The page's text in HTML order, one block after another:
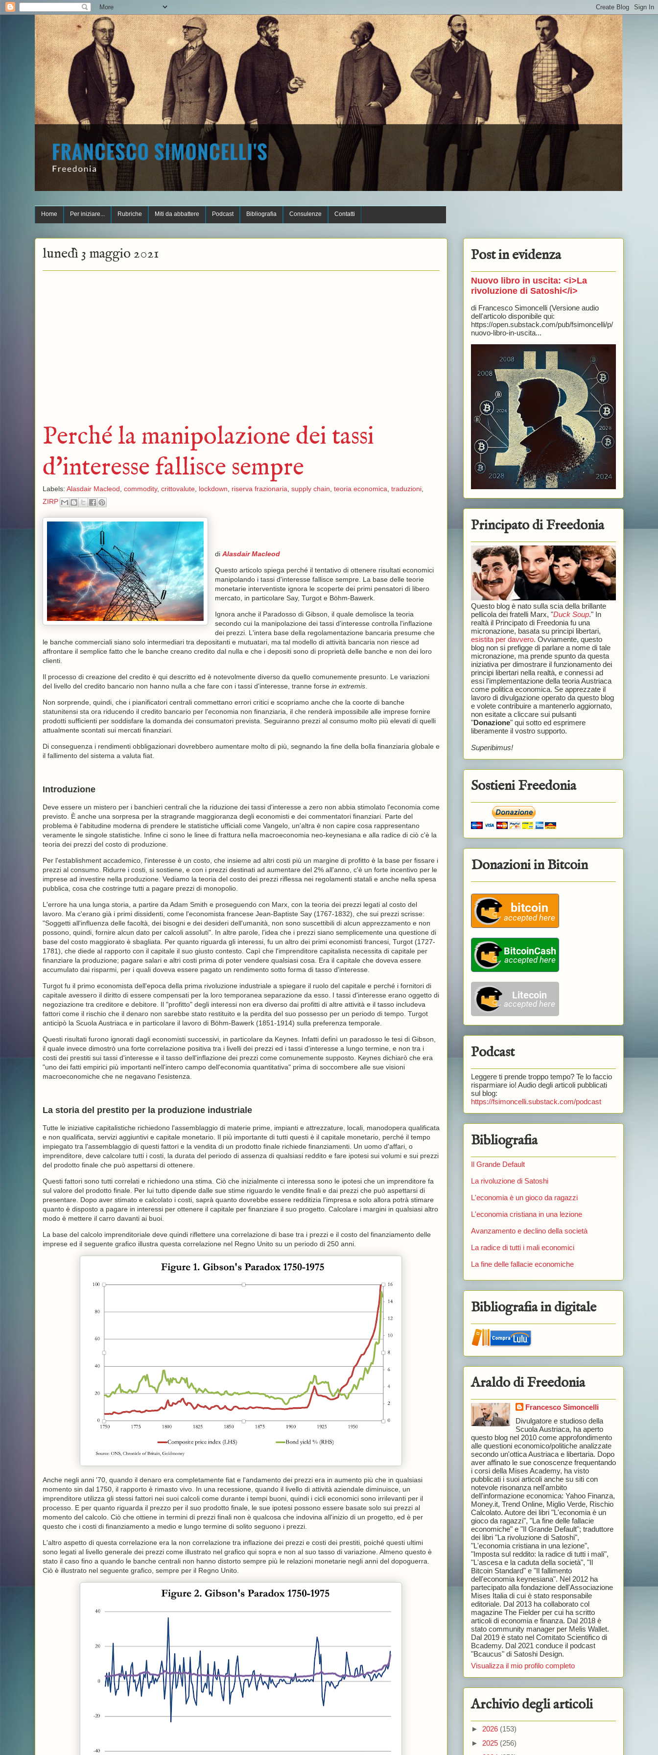
Home Per iniziare... Rubriche Miti da abbattere Podcast Bibliografia Consulenze Contatti
lunedì 3 maggio 2021
Perché la manipolazione dei tassi
d'interesse fallisce sempre
Labels: Alasdair Macleod commodity, crittovalute, lockdown riserva frazionaria supply chain teoria economica traduzioni,
ZIRP
di Alasdair Macleod
Questo articolo spiega perché il tentativo di ottenere risultati economici
manipolando i tassi d'interesse fallisce sempre. La base delle teorie
monetarie interventiste ignora le scoperte dei primi pensatori di libero
mercato, in particolare Say, Turgot e Böhm-Bawerk.
Ignora anche il Paradosso di Gibson, il quale demolisce la teoria
secondo cui la manipolazione dei tassi d'interesse controlla l'inflazione
dei prezzi. L'intera base della regolamentazione bancaria presume che
le banche commerciali siano solo intermediari tra depositanti e mutuatari, ma tal modello di attività bancaria non riesce ad
affrontare il semplice fatto che le banche creano credito dal nulla e che i depositi sono di proprietà delle banche e non dei loro
clienti.
Il processo di creazione del credito è qui descritto ed è notevolmente diverso da quello comunemente presunto. Le variazioni
del livello del credito bancario non hanno nulla a che fare con i tassi d'interesse, tranne forse in extremis.
Non sorprende, quindi, che i pianificatori centrali commettano errori critici e scopriamo anche che la coorte di banche
statunitensi sta ora riducendo il credito bancario per l'economia non finanziaria, il che renderà impossibile alle imprese fornire
prodotti sufficienti per soddisfare la domanda dei consumatori prevista. Seguiranno prezzi al consumo molto più elevati di quelli
attualmente scontati sui mercati finanziari.
Di conseguenza i rendimenti obbligazionari dovrebbero aumentare molto di più, segnando la fine della bolla finanziaria globale e
il fallimento del sistema a valuta fiat.
Introduzione
Deve essere un mistero per i banchieri centrali che la riduzione dei tassi d'interesse a zero non abbia stimolato l'economia come
previsto. È anche una sorpresa per la stragrande maggioranza degli economisti e dei commentatori finanziari. Parte del
problema è l'abitudine moderna di prendere le statistiche ufficiali come Vangelo, un'altra è non capire cosa rappresentano
veramente le singole statistiche. Infine ci sono le linee di frattura nella macroeconomia neo-keynesiana e alla radice di ciò c'è la
teoria dei prezzi del costo di produzione.
Per l'establishment accademico, l'interesse è un costo, che insieme ad altri costi più un margine di profitto è la base per fissare i
prezzi al consumo. Ridurre i costi, si sostiene, e con i prezzi destinati ad aumentare del 2% all'anno, c'è un forte incentivo per le
imprese ad investire nella produzione. Vediamo la teoria del costo dei prezzi riflessa nei regolamenti statali e anche nella spesa
pubblica, cosa che costringe tutti a pagare prezzi di monopolio.
L'errore ha una lunga storia, a partire da Adam Smith e proseguendo con Marx, con la teoria dei prezzi legati al costo del
lavoro. Ma c'erano già i primi dissidenti, come l'economista francese Jean-Baptiste Say (1767-1832), che sui prezzi scrisse:
"Soggetti all'influenza delle facoltà, dei bisogni e dei desideri dell'umanità, non sono suscettibili di alcun apprezzamento e non
possono, quindi, fornire alcun dato per calcoli assoluti". In altre parole, l'idea che i prezzi siano semplicemente una questione di
base del costo maggiorato è sbagliata. Per quanto riguarda gli interessi, fu un altro dei primi economisti francesi, Turgot (1727-
1781), che diede al rapporto con il capitale il suo giusto contesto. Capì che l'imprenditore capitalista necessita di capitale per
finanziare la produzione; pagare salari e altri costi prima di poter vendere qualsiasi cosa. Era il capitale che doveva essere
accumulato dai risparmi, per i quali doveva essere pagato un rendimento sotto forma di tasso d'interesse.
Turgot fu il primo economista dell'epoca della prima rivoluzione industriale a spiegare il ruolo del capitale e perché i fornitori di
capitale avessero il diritto di essere compensati per la loro temporanea separazione da esso. I tassi d'interesse erano oggetto di
negoziazione tra creditore e debitore. Il "profitto" degli interessi non era diverso dai profitti di altre attività e il tasso includeva
fattori come il rischio che il denaro non sarebbe stato restituito e la perdita del suo possesso per un periodo di tempo. Turgot
anticipò la Scuola Austriaca e in particolare il lavoro di Böhm-Bawerk (1851-1914) sulla preferenza temporale.
Questi risultati furono ignorati dagli economisti successivi, in particolare da Keynes. Infatti definì un paradosso le tesi di Gibson,
il quale invece dimostrò una forte correlazione positiva tra i livelli dei prezzi ed i tassi d'interesse a lungo termine, e non tra i
costi dei prestiti sui tassi d'interesse e il tasso dell'inflazione dei prezzi come comunemente supposto. Keynes dichiarò che era
"uno dei fatti empirici più importanti nell'intero campo dell'economia quantitativa" prima di soccombere alle sue visioni
macroeconomiche che ne negavano l'esistenza.
La storia del prestito per la produzione industriale
Tutte le iniziative capitalistiche richiedono l'assemblaggio di materie prime, impianti e attrezzature, locali, manodopera qualificata
e non qualificata, servizi aggiuntivi e capitale monetario. Il più importante di tutti questi è il capitale monetario, perché il tempo
impiegato tra l'assemblaggio di questi fattori e la vendita di un prodotto finale richiede finanziamenti. Un uomo d'affari, o
imprenditore, deve calcolare tutti i costi, la durata del periodo di assenza di qualsiasi reddito e fare ipotesi sui volumi e sui prezzi
del prodotto finale che può aspettarsi di ottenere.
Questi fattori sono tutti correlati e richiedono una stima. Ciò che inizialmente ci interessa sono le ipotesi che un imprenditore fa
sul valore del prodotto finale. Per lui tutto dipende dalle sue stime riguardo le vendite finali e dai prezzi che può aspettarsi di
presentare. Dopo aver stimato e calcolato i costi, saprà quanto dovrebbe essere redditizia l'impresa e solo allora potrà stimare
quanto è disposto a pagare in interessi per ottenere il capitale per finanziare il suo progetto. Calcolare i margini in qualsiasi altro
modo è mettere il carro davanti ai buoi.
La base del calcolo imprenditoriale deve quindi riflettere una correlazione di base tra i prezzi e il costo del finanziamento delle
imprese ed il seguente grafico illustra questa correlazione nel Regno Unito su un periodo di 250 anni.
Anche negli anni '70, quando il denaro era completamente fiat e l'andamento dei prezzi era in aumento più che in qualsiasi
momento sin dal 1750, il rapporto è rimasto vivo. In una recessione, quando il livello di attività aziendale diminuisce, un
imprenditore utilizza gli stessi fattori nei suoi calcoli come durante i tempi buoni, quindi i cicli economici sono irrilevanti per il
processo. E per quanto riguarda il prezzo per il suo prodotto finale, le sue ipotesi possono essere basate solo sui prezzi al
momento del calcolo. Ciò che ottiene in termini di prezzi finali non è qualcosa che indovina all'inizio di un progetto, ed è per
questo che i costi di finanziamento a medio e lungo termine di solito seguono i prezzi.
L'altro aspetto di questa correlazione era la non correlazione tra inflazione dei prezzi e costi dei prestiti, poiché questi ultimi
sono legati al livello generale dei prezzi come illustrato nel grafico qui sopra e non al suo tasso di variazione. Almeno questo è
stato il caso fino a quando le banche centrali non hanno distorto sempre più le relazioni monetarie negli anni del dopoguerra.
Ciò è illustrato nel seguente grafico, sempre per il Regno Unito.
Post in evidenza
Nuovo libro in uscita: <i>La
rivoluzione di Satoshi</i>
di Francesco Simoncelli (Versione audio
dell'articolo disponibile qui:
https://open.substack.com/pub/fsimoncelli/p/
nuovo-libro-in-uscita...
Principato di Freedonia
Questo blog è nato sulla scia della brillante
pellicola dei fratelli Marx, "Duck Soup." In
realtà il Principato di Freedonia fu una
micronazione, basata su principi libertari,
esistita per davvero. Ovviamente, questo
blog non si prefigge di parlare a nome di tale
micronazione, ma prende spunto da questa
iniziativa per dimostrare il funzionamento dei
principi libertari nella realtà, e connessi ad
essi l'implementazione della teoria Austriaca
come politica economica. Se apprezzate il
lavoro di divulgazione operato da questo blog
e volete contribuire a mantenerlo aggiornato,
non esitate a cliccare sui pulsanti
"Donazione" qui sotto ed esprimere
liberamente il vostro supporto.
Superibimus!
Sostieni Freedonia
Donazioni in Bitcoin
Podcast
Leggere ti prende troppo tempo? Te lo faccio
risparmiare io! Audio degli articoli pubblicati
sul blog:
https://fsimoncelli.substack.com/podcast
Bibliografia
Il Grande Default
La rivoluzione di Satoshi
L'economia è un gioco da ragazzi
L'economia cristiana in una lezione
Avanzamento e declino della società
La radice di tutti i mali economici
La fine delle fallacie economiche
Bibliografia in digitale
Araldo di Freedonia
Francesco Simoncelli
Divulgatore e studioso della
Scuola Austriaca, ha aperto
questo blog nel 2010 come approfondimento
alle questioni economico/politiche analizzate
secondo un'ottica Austriaca e libertaria. Dopo
aver affinato le sue conoscenze frequentando
i corsi della Mises Academy, ha visto
pubblicati i suoi articoli anche su siti con
notevole risonanza nell'ambito
dell'informazione economica: Yahoo Finanza,
Money.it, Trend Online, Miglio Verde, Rischio
Calcolato. Autore dei libri "L'economia è un
gioco da ragazzi", "La fine delle fallacie
economiche" e "Il Grande Default"; traduttore
dei libri "La rivoluzione di Satoshi",
"L'economia cristiana in una lezione",
"Imposta sul reddito: la radice di tutti i mali",
"L'ascesa e la caduta della società", "Il
Bitcoin Standard" e "Il fallimento
dell'economia keynesiana". Nel 2012 ha
partecipato alla fondazione dell'Associazione
Mises Italia di cui è stato responsabile
editoriale. Dal 2013 ha collaborato col
magazine The Fielder per cui ha scritto
articoli di economia e finanza. Dal 2018 è
stato community manager per Melis Wallet.
Dal 2019 è stato nel Comitato Scientifico di
Bcademy. Dal 2021 conduce il podcast
"Bcaucus" di Satoshi Design.
Visualizza il mio profilo completo
Archivio degli articoli
► 2026 (153)
► 2025 (256)